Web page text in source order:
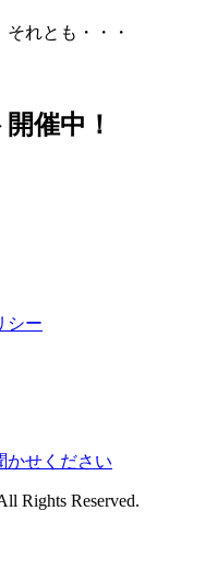
れとも・・・
催中！
シー
かせください
Rights Reserved.